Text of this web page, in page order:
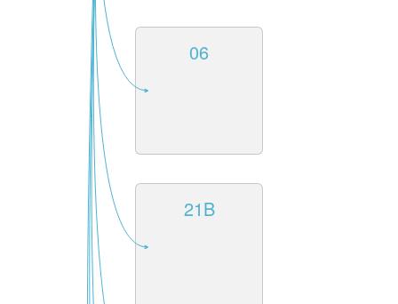
06
21B